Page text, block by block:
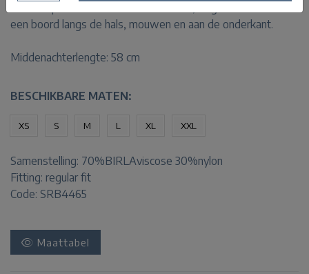
een boord langs de hals, mouwen en aan de onderkant.
Middenachterlengte: 58 cm
BESCHIKBARE MATEN:
XS S M L XL XXL
Samenstelling: 70%BIRLAviscose 30%nylon
Fitting: regular fit
Code: SRB4465
Maattabel